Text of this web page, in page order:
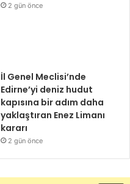
2 gün önce
İl Genel Meclisi’nde
Edirne’yi deniz hudut
kapısına bir adım daha
yaklaştıran Enez Limanı
kararı
2 gün önce